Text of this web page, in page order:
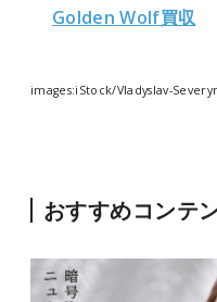
Golden Wolf買収
images:iStock/Vladyslav-
おすすめコンテ